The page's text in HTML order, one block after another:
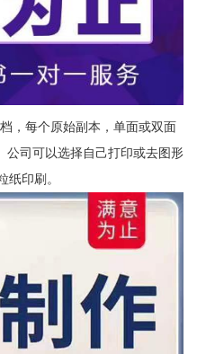
，每个原始副本，单面或双面
公司可以选择自己打印或去图形
印刷。